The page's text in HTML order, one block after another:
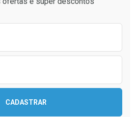
Comprar sem Desconto
Comprar sem Desconto
CADASTRAR